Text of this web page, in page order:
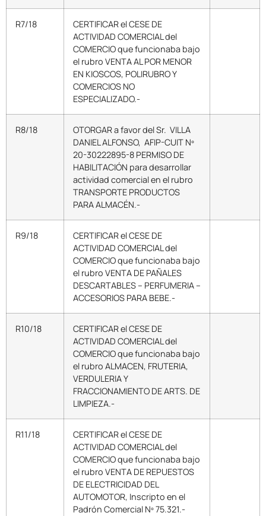
R7/18
CERTIFICAR el CESE DE
ACTIVIDAD COMERCIAL del
COMERCIO que funcionaba bajo
el rubro VENTA AL POR MENOR
EN KIOSCOS, POLIRUBRO Y
COMERCIOS NO
ESPECIALIZADO.-
R8/18
OTORGAR a favor del Sr. VILLA
DANIEL ALFONSO, AFIP-CUIT Nº
20-30222895-8 PERMISO DE
HABILITACIÓN para desarrollar
actividad comercial en el rubro
TRANSPORTE PRODUCTOS
PARA ALMACÉN.-
R9/18
CERTIFICAR el CESE DE
ACTIVIDAD COMERCIAL del
COMERCIO que funcionaba bajo
el rubro VENTA DE PAÑALES
DESCARTABLES – PERFUMERIA –
ACCESORIOS PARA BEBE.-
R10/18
CERTIFICAR el CESE DE
ACTIVIDAD COMERCIAL del
COMERCIO que funcionaba bajo
el rubro ALMACEN, FRUTERIA,
VERDULERIA Y
FRACCIONAMIENTO DE ARTS. DE
LIMPIEZA.-
R11/18
CERTIFICAR el CESE DE
ACTIVIDAD COMERCIAL del
COMERCIO que funcionaba bajo
el rubro VENTA DE REPUESTOS
DE ELECTRICIDAD DEL
AUTOMOTOR, Inscripto en el
Padrón Comercial Nº 75.321.-